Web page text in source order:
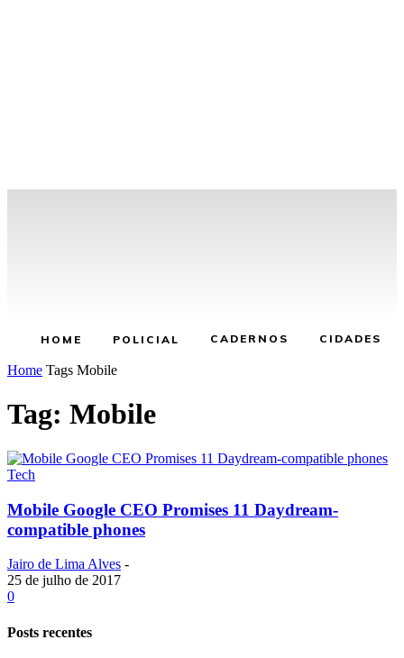
HOME POLICIAL CADERNOS CIDADES
Home Tags Mobile
Tag: Mobile
Tech
Mobile Google CEO Promises 11 Daydream-
compatible phones
Jairo de Lima Alves -
25 de julho de 2017
0
Posts recentes